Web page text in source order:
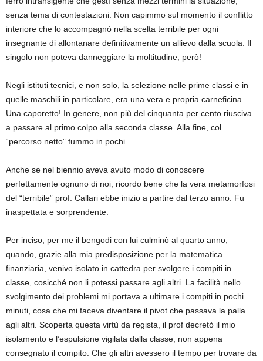
senza tema di contestazioni. Non capimmo sul momento il conflitto
interiore che lo accompagnò nella scelta terribile per ogni
insegnante di allontanare definitivamente un allievo dalla scuola. Il
singolo non poteva danneggiare la moltitudine, però!
Negli istituti tecnici, e non solo, la selezione nelle prime classi e in
quelle maschili in particolare, era una vera e propria carneficina.
Una caporetto! In genere, non più del cinquanta per cento riusciva
a passare al primo colpo alla seconda classe. Alla fine, col
“percorso netto” fummo in pochi.
Anche se nel biennio aveva avuto modo di conoscere
perfettamente ognuno di noi, ricordo bene che la vera metamorfosi
del “terribile” prof. Callari ebbe inizio a partire dal terzo anno. Fu
inaspettata e sorprendente.
Per inciso, per me il bengodi con lui culminò al quarto anno,
quando, grazie alla mia predisposizione per la matematica
finanziaria, venivo isolato in cattedra per svolgere i compiti in
classe, cosicché non li potessi passare agli altri. La facilità nello
svolgimento dei problemi mi portava a ultimare i compiti in pochi
minuti, cosa che mi faceva diventare il pivot che passava la palla
agli altri. Scoperta questa virtù da regista, il prof decretò il mio
isolamento e l’espulsione vigilata dalla classe, non appena
consegnato il compito. Che gli altri avessero il tempo per trovare da